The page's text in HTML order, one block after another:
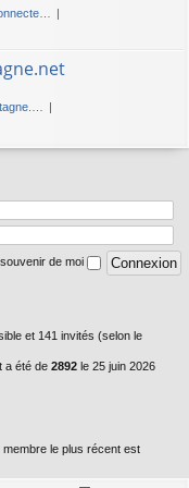
de moi
et 141 invités (selon le
a été de 2892 le 25 juin 2026
membre le plus récent est